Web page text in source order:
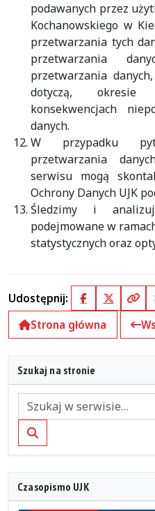
podawanych przez
Kochanowskiego w
przetwarzania tych
przetwarzania
przetwarzania
dotyczą, okresie
konsekwencjach
danych.
W przypadku
przetwarzania
serwisu mogą
Ochrony Danych UJK
Śledzimy i
podejmowane w
statystycznych oraz
Udostępnij: Facebook
X
Strona główna
Szukaj na stronie
Szukaj
Czasopismo UJK